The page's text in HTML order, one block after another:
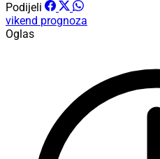
Podijeli
vikend prognoza
Oglas